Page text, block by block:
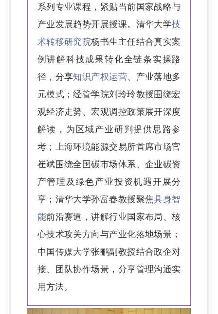
系列专业课程，紧贴当前国家战略与
产业发展趋势开展授课。清华大学技
术转移研究院杨书生主任结合真实案
例讲解科技成果转化全链条实操路
径，分享知识产权运营、产业落地多
元模式；经管学院刘玲玲教授围绕宏
观经济走势、宏观调控政策展开深度
解读，为区域产业研判提供思路参
考；上海环境能源交易所首席市场官
崔斌围绕全国碳市场体系、企业碳资
产管理及绿色产业投资机遇开展分
享；清华大学孙富春教授聚焦具身智
能前沿赛道，讲解行业国家布局、核
心技术攻关方向与产业化落地场景；
中国传媒大学张鹂副教授结合政企对
接、团队协作场景，分享管理沟通实
用方法。